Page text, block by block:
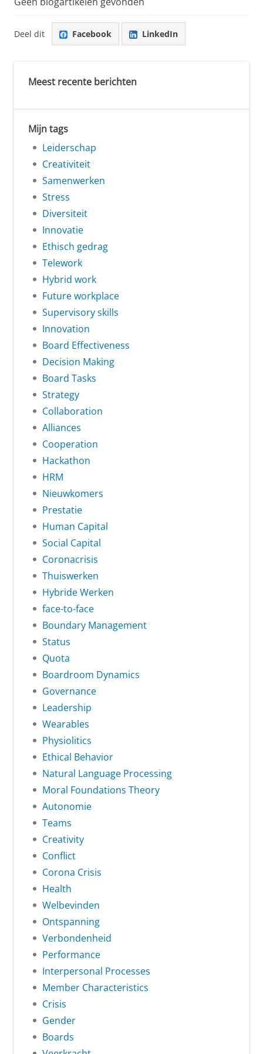
Deel dit Facebook LinkedIn
Meest recente berichten
Mijn tags
Leiderschap
Creativiteit
Samenwerken
Stress
Diversiteit
Innovatie
Ethisch gedrag
Telework
Hybrid work
Future workplace
Supervisory skills
Innovation
Board Effectiveness
Decision Making
Board Tasks
Strategy
Collaboration
Alliances
Cooperation
Hackathon
HRM
Nieuwkomers
Prestatie
Human Capital
Social Capital
Coronacrisis
Thuiswerken
Hybride Werken
face-to-face
Boundary Management
Status
Quota
Boardroom Dynamics
Governance
Leadership
Wearables
Physiolitics
Ethical Behavior
Natural Language Processing
Moral Foundations Theory
Autonomie
Teams
Creativity
Conflict
Corona Crisis
Health
Welbevinden
Ontspanning
Verbondenheid
Performance
Interpersonal Processes
Member Characteristics
Crisis
Gender
Boards